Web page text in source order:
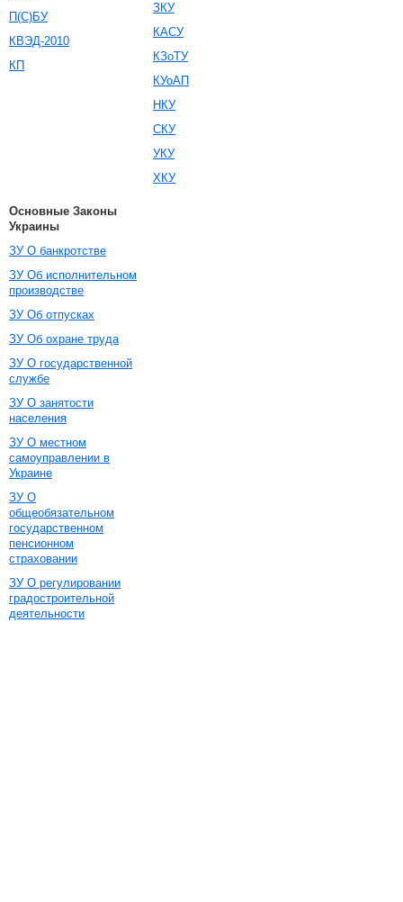
П(С)БУ
КВЭД-2010
КП
ЗКУ
КАСУ
КЗоТУ
КУоАП
НКУ
СКУ
УКУ
ХКУ
Основные Законы
Украины
ЗУ О банкротстве
ЗУ Об исполнительном
производстве
ЗУ Об отпусках
ЗУ Об охране труда
ЗУ О государственной
службе
ЗУ О занятости
населения
ЗУ О местном
самоуправлении в
Украине
ЗУ О
общеобязательном
государственном
пенсионном
страховании
ЗУ О регулировании
градостроительной
деятельности